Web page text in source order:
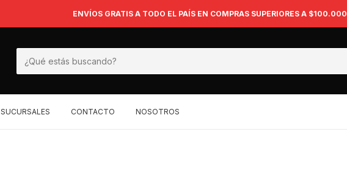
ENVÍOS GRATIS A TODO EL PAÍS EN COMPRAS SUPERIORES A $100.000
SUCURSALES CONTACTO NOSOTROS